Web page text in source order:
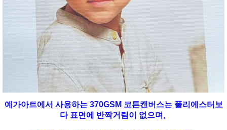
예가아트에서 사용하는 370GSM 코튼캔버스는 폴리에스터보
다 표면에 반짝거림이 없으며,